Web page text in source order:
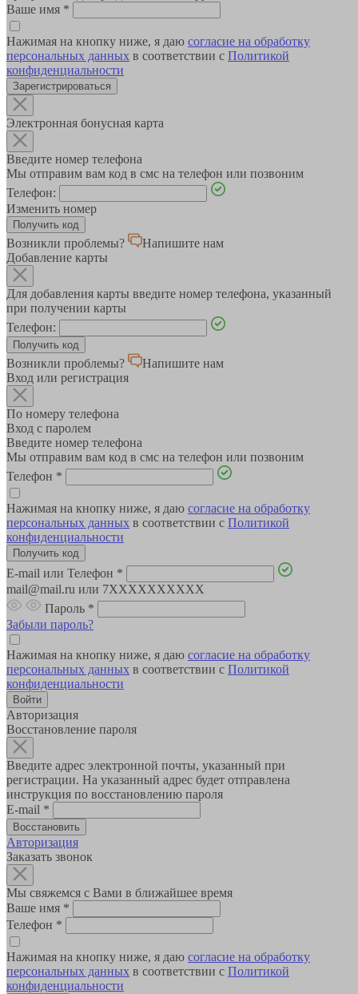
Ваше имя *
Нажимая на кнопку ниже, я даю согласие на обработку
персональных данных в соответствии с Политикой
конфиденциальности
Зарегистрироваться
Электронная бонусная карта
Введите номер телефона
Мы отправим вам код в смс на телефон или позвоним
Телефон:
Изменить номер
Возникли проблемы?
Напишите нам
Добавление карты
Для добавления карты введите номер телефона, указанный
при получении карты
Телефон:
Возникли проблемы?
Напишите нам
Вход или регистрация
По номеру телефона
Вход с паролем
Введите номер телефона
Мы отправим вам код в смс на телефон или позвоним
Телефон *
Нажимая на кнопку ниже, я даю согласие на обработку
персональных данных в соответствии с Политикой
конфиденциальности
E-mail или Телефон *
mail@mail.ru или 7XXXXXXXXXX
Пароль *
Забыли пароль?
Нажимая на кнопку ниже, я даю согласие на обработку
персональных данных в соответствии с Политикой
конфиденциальности
Авторизация
Восстановление пароля
Введите адрес электронной почты, указанный при
регистрации. На указанный адрес будет отправлена
инструкция по восстановлению пароля
E-mail *
Авторизация
Заказать звонок
Мы свяжемся с Вами в ближайшее время
Ваше имя *
Телефон *
Нажимая на кнопку ниже, я даю согласие на обработку
персональных данных в соответствии с Политикой
конфиденциальности